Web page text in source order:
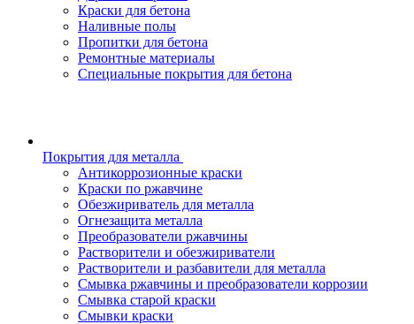
Краски для бетона
Наливные полы
Пропитки для бетона
Ремонтные материалы
Специальные покрытия для бетона
Покрытия для металла
Антикоррозионные краски
Краски по ржавчине
Обезжириватель для металла
Огнезащита металла
Преобразователи ржавчины
Растворители и обезжириватели
Растворители и разбавители для металла
Смывка ржавчины и преобразователи коррозии
Смывка старой краски
Смывки краски